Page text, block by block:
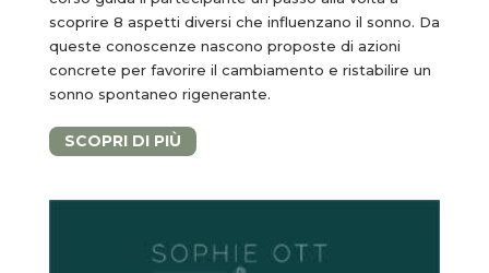
scoprire 8 aspetti diversi che influenzano il sonno. Da
queste conoscenze nascono proposte di azioni
concrete per favorire il cambiamento e ristabilire un
sonno spontaneo rigenerante.
SCOPRI DI PIÙ